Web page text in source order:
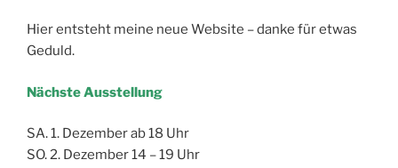
Hier entsteht meine neue Website – danke für etwas
Geduld.
Nächste Ausstellung
SA. 1. Dezember ab 18 Uhr
SO. 2. Dezember 14 – 19 Uhr